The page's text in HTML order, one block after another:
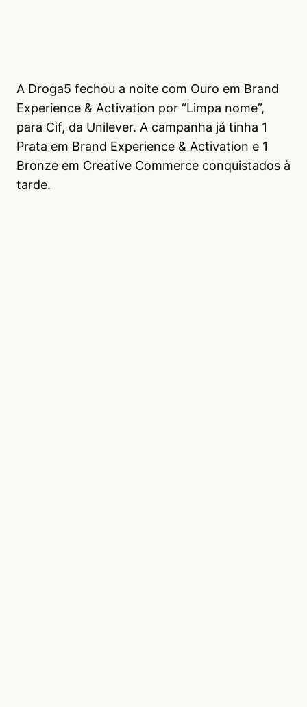
A Droga5 fechou a noite com Ouro em Brand
Experience & Activation por “Limpa nome”,
para Cif, da Unilever. A campanha já tinha 1
Prata em Brand Experience & Activation e 1
Bronze em Creative Commerce conquistados à
tarde.